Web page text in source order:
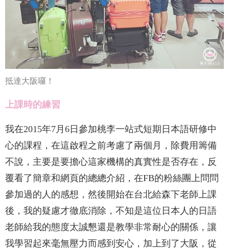
抵達大阪囉！
上課時的練習
我在2015年7 月 6日參加桃李一站式短期日本語研修中
心的課程，在這啟程之前考慮了兩個月，除費用籌備
不說，主要是要擔心這家機構的真實性是否存在，反
覆看了簡章和網頁的總總介紹，在FB的粉絲團上問問
參加過的人的感想，然後開始在台北給森下老師上課
後，我的疑慮才徹底消除，不知是這位日本人的日語
老師給我的態度太誠懇還是教學非常耐心的關係，讓
我學習起來毫無壓力而感到安心，加上到了大阪，從